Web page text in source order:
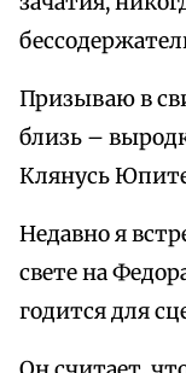
Призываю в
близь –
Клянусь
Недавно я
свете на
годится для